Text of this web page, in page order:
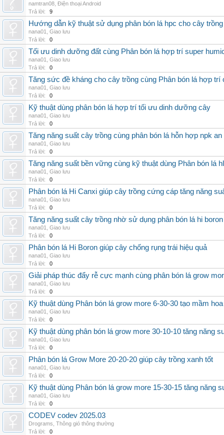
namtran08 Điện thoại Android
Trả lời:
9
Hướng dẫn kỹ thuật sử dụng phân bón lá hpc cho cây trồng
nana01
Giao lưu
Trả lời:
0
Tối ưu dinh dưỡng đất cùng Phân bón lá hợp trí super
nana01
Giao lưu
Trả lời:
0
Tăng sức đề kháng cho cây trồng cùng Phân bón lá hợp trí
nana01
Giao lưu
Trả lời:
0
Kỹ thuật dùng phân bón lá hợp trí tối ưu dinh dưỡng cây
nana01
Giao lưu
Trả lời:
0
Tăng năng suất cây trồng cùng phân bón lá hỗn hợp npk an
nana01
Giao lưu
Trả lời:
0
Tăng năng suất bền vững cùng kỹ thuật dùng Phân bón lá
nana01
Giao lưu
Trả lời:
0
Phân bón lá Hi Canxi giúp cây trồng cứng cáp tăng năng
nana01
Giao lưu
Trả lời:
0
Tăng năng suất cây trồng nhờ sử dụng phân bón lá hi
nana01
Giao lưu
Trả lời:
0
Phân bón lá Hi Boron giúp cây chống rụng trái hiệu quả
nana01
Giao lưu
Trả lời:
0
Giải pháp thúc đẩy rễ cực mạnh cùng phân bón lá grow
nana01
Giao lưu
Trả lời:
0
Kỹ thuật dùng Phân bón lá grow more 6-30-30 tạo mầm hoa
nana01
Giao lưu
Trả lời:
0
Kỹ thuật dùng phân bón lá grow more 30-10-10 tăng năng
nana01
Giao lưu
Trả lời:
0
Phân bón lá Grow More 20-20-20 giúp cây trồng xanh tốt
nana01
Giao lưu
Trả lời:
0
Kỹ thuật dùng Phân bón lá grow more 15-30-15 tăng năng
nana01
Giao lưu
Trả lời:
0
CODEV codev 2025.03
Drograms Thông gió thông thường
Trả lời:
0